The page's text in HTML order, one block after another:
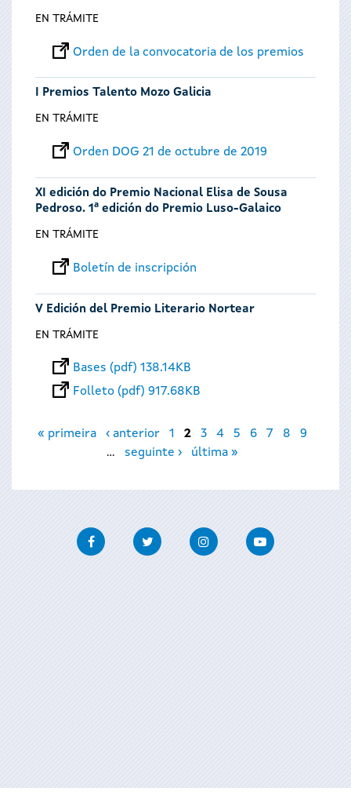
EN TRÁMITE
Orden de la convocatoria de los premios
I Premios Talento Mozo Galicia
EN TRÁMITE
Orden DOG 21 de octubre de 2019
XI edición do Premio Nacional Elisa de Sousa
Pedroso. 1ª edición do Premio Luso-Galaico
EN TRÁMITE
Boletín de inscripción
V Edición del Premio Literario Nortear
EN TRÁMITE
Bases (pdf) 138.14KB
Folleto (pdf) 917.68KB
Páginas
« primeira ‹ anterior 1 2 3 4 5 6 7 8
9
…
seguinte › última »
FacebookTwitter InstagramYoutube